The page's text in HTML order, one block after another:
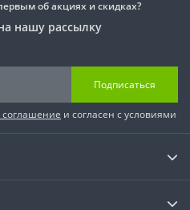
об акциях и скидках?
нашу рассылку
Подписаться
соглашение и согласен с условиями